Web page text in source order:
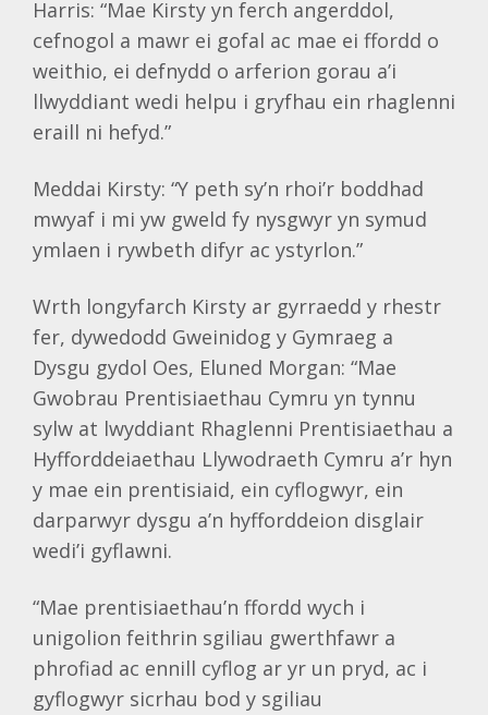
Harris: “Mae Kirsty yn ferch angerddol,
cefnogol a mawr ei gofal ac mae ei ffordd o
weithio, ei defnydd o arferion gorau a’i
llwyddiant wedi helpu i gryfhau ein rhaglenni
eraill ni hefyd.”
Meddai Kirsty: “Y peth sy’n rhoi’r boddhad
mwyaf i mi yw gweld fy nysgwyr yn symud
ymlaen i rywbeth difyr ac ystyrlon.”
Wrth longyfarch Kirsty ar gyrraedd y rhestr
fer, dywedodd Gweinidog y Gymraeg a
Dysgu gydol Oes, Eluned Morgan: “Mae
Gwobrau Prentisiaethau Cymru yn tynnu
sylw at lwyddiant Rhaglenni Prentisiaethau a
Hyfforddeiaethau Llywodraeth Cymru a’r hyn
y mae ein prentisiaid, ein cyflogwyr, ein
darparwyr dysgu a’n hyfforddeion disglair
wedi’i gyflawni.
“Mae prentisiaethau’n ffordd wych i
unigolion feithrin sgiliau gwerthfawr a
phrofiad ac ennill cyflog ar yr un pryd, ac i
gyflogwyr sicrhau bod y sgiliau